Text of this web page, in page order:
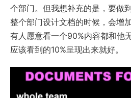
个部门。但我想补充的是，要做
整个部门设计文档的时候，会增
有人愿意看一个90%内容都和他
应该看到的10%呈现出来就好。